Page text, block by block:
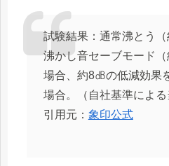
試験結果：通常沸とう
沸かし音セーブモード
場合、約8㏈の低減効果
場合。（自社基準による
引用元： 象印公式